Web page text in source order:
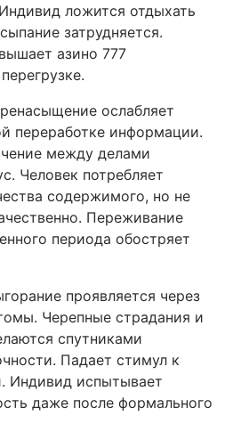
ложится отдыхать
затрудняется.
азино 777
ослабляет
переработке информации.
между делами
Человек потребляет
содержимого, но не
Переживание
периода обостряет
проявляется через
Черепные страдания и
спутниками
Падает стимул к
Индивид испытывает
даже после формального